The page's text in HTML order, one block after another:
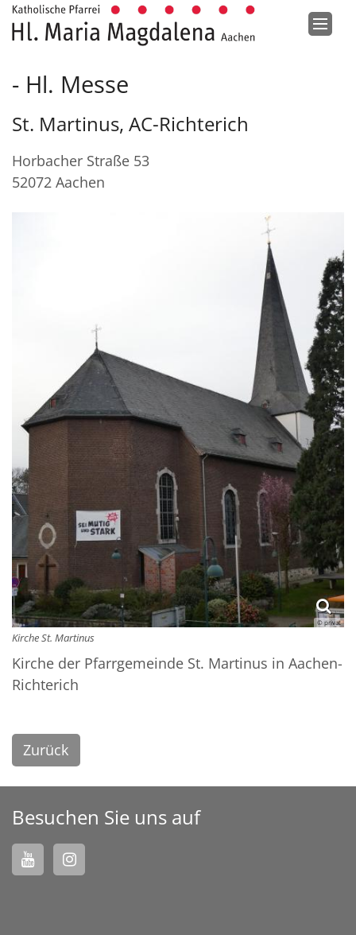
Zum Inhalt springen
Hl. Messe
St. Martinus, AC-Richterich
Horbacher Straße 53
52072 Aachen
© privat
Kirche St. Martinus
Kirche der Pfarrgemeinde St. Martinus in Aachen-
Richterich
Zurück
Besuchen Sie uns auf